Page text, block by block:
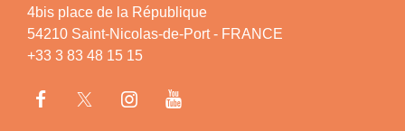
4bis place de la République
54210 Saint-Nicolas-de-Port - FRANCE
+33 3 83 48 15 15